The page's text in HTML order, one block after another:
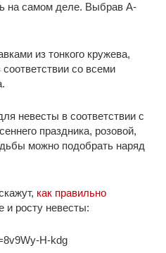
на самом деле. Выбрав А-
из тонкого кружева,
со всеми
невесты в соответствии с
праздника, розовой,
можно подобрать наряд
как правильно
и росту невесты:
H-kdg